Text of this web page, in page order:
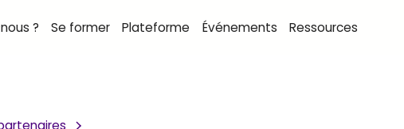
? Se former Plateforme Événements Ressources